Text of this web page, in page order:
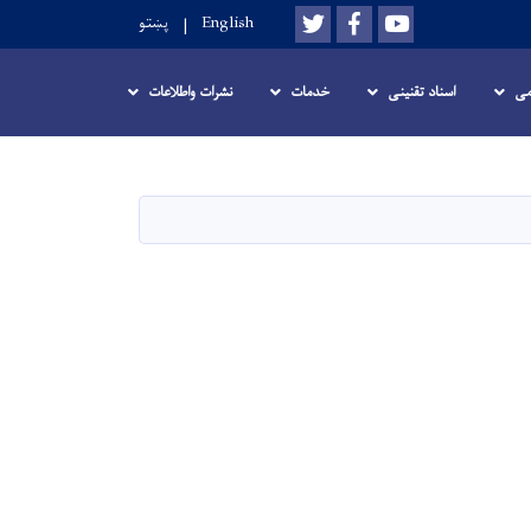
Youtube
Facebook
Twitter
English پښتو
اسناد تقنینی خدمات نشرات واطلاعات